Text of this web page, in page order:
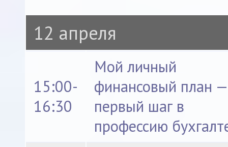
12 апреля
15:00-
16:30
Мой личный
финансовый план —
первый шаг в
профессию